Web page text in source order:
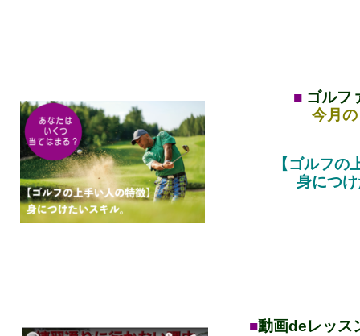
■ ゴルフ
今月
【ゴルフの
身につ
■動画deレッス